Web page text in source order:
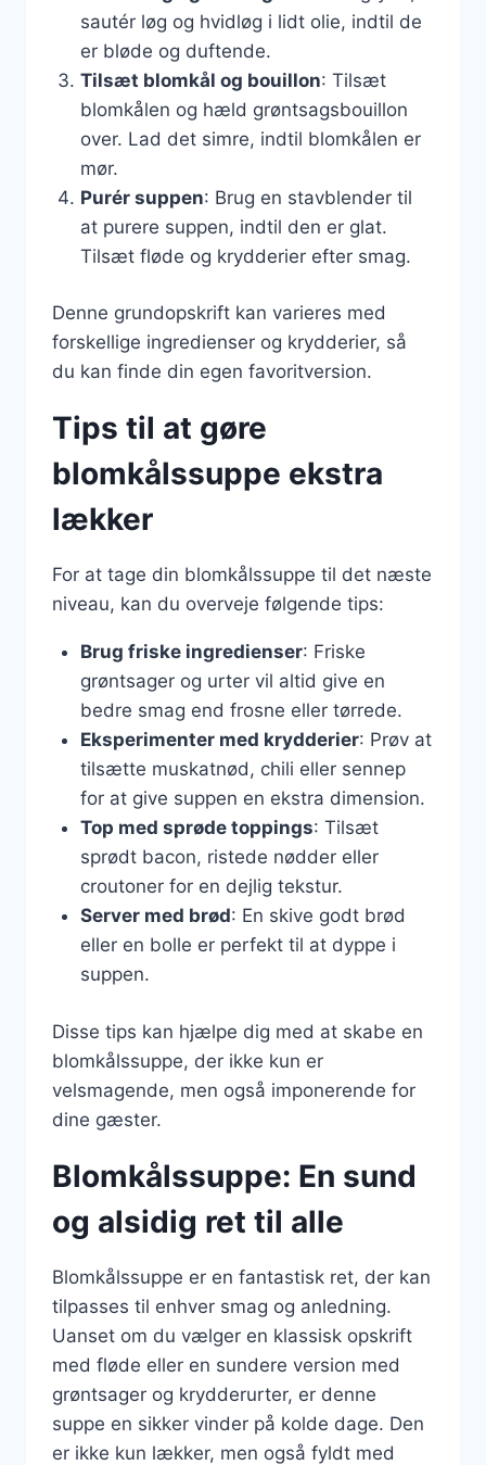
sautér løg og hvidløg i lidt olie, indtil de
er bløde og duftende.
Tilsæt blomkål og bouillon: Tilsæt
blomkålen og hæld grøntsagsbouillon
over. Lad det simre, indtil blomkålen er
mør.
Purér suppen: Brug en stavblender til
at purere suppen, indtil den er glat.
Tilsæt fløde og krydderier efter smag.
Denne grundopskrift kan varieres med
forskellige ingredienser og krydderier, så
du kan finde din egen favoritversion.
Tips til at gøre
blomkålssuppe ekstra
lækker
For at tage din blomkålssuppe til det næste
niveau, kan du overveje følgende tips:
Brug friske ingredienser: Friske
grøntsager og urter vil altid give en
bedre smag end frosne eller tørrede.
Eksperimenter med krydderier: Prøv at
tilsætte muskatnød, chili eller sennep
for at give suppen en ekstra dimension.
Top med sprøde toppings: Tilsæt
sprødt bacon, ristede nødder eller
croutoner for en dejlig tekstur.
Server med brød: En skive godt brød
eller en bolle er perfekt til at dyppe i
suppen.
Disse tips kan hjælpe dig med at skabe en
blomkålssuppe, der ikke kun er
velsmagende, men også imponerende for
dine gæster.
Blomkålssuppe: En sund
og alsidig ret til alle
Blomkålssuppe er en fantastisk ret, der kan
tilpasses til enhver smag og anledning.
Uanset om du vælger en klassisk opskrift
med fløde eller en sundere version med
grøntsager og krydderurter, er denne
suppe en sikker vinder på kolde dage. Den
er ikke kun lækker, men også fyldt med